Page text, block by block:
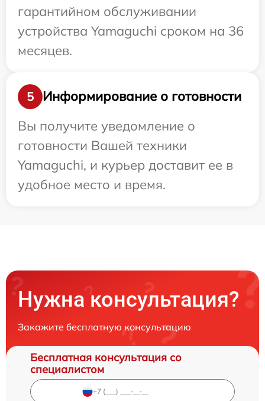
гарантийном обслуживании
устройства Yamaguchi сроком на 36
месяцев.
5
Информирование о готовности
Вы получите уведомление о
готовности Вашей техники
Yamaguchi, и курьер доставит ее в
удобное место и время.
Нужна консультация?
Закажите бесплатную консультацию
Бесплатная консультация со
специалистом